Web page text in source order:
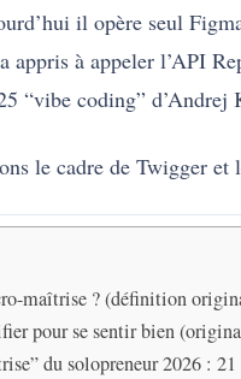
il opère seul
à appeler l’API
“vibe coding”
le cadre de Twigger et
maîtrise ? (définition
pour se sentir bien
du solopreneur 2026 :